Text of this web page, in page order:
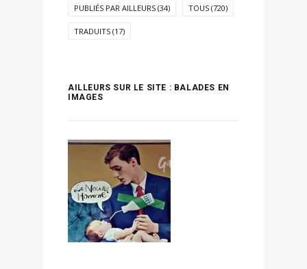
PUBLIÉS PAR AILLEURS (34) TOUS (720)
TRADUITS (17)
AILLEURS SUR LE SITE : BALADES EN
IMAGES